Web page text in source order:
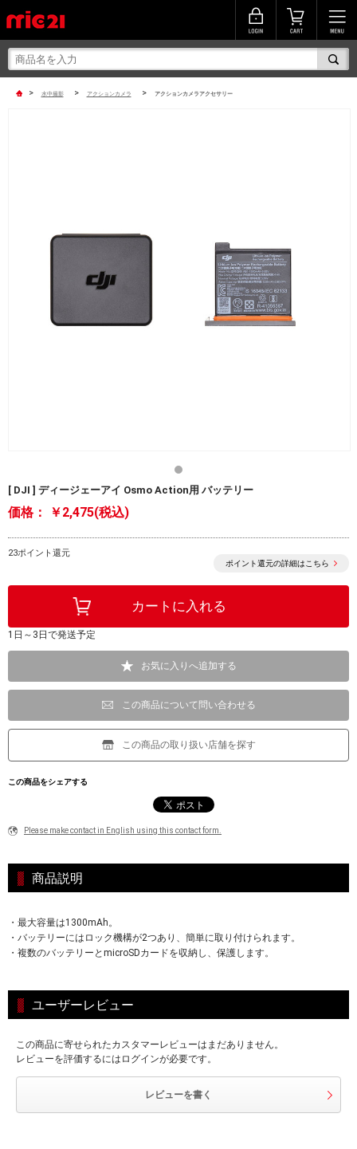
> 水中撮影 > アクションカメラ > アクションカメラアクセサリー
[ DJI ] ディージェーアイ Osmo Action用 バッテリー
価格： ￥2,475(税込)
23ポイント還元
ポイント還元の詳細はこちら
1日～3日で発送予定
お気に入りへ追加する
この商品について問い合わせる
この商品の取り扱い店舗を探す
この商品をシェアする
Please make contact in English using this contact form.
商品説明
・最大容量は1300mAh。
・バッテリーにはロック機構が2つあり、簡単に取り付けられます。
・複数のバッテリーとmicroSDカードを収納し、保護します。
ユーザーレビュー
この商品に寄せられたカスタマーレビューはまだありません。
レビューを評価するにはログインが必要です。
レビューを書く